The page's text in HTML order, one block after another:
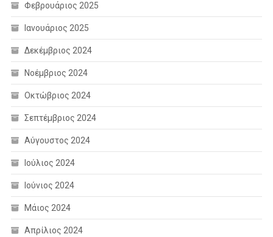
Φεβρουάριος 2025
Ιανουάριος 2025
Δεκέμβριος 2024
Νοέμβριος 2024
Οκτώβριος 2024
Σεπτέμβριος 2024
Αύγουστος 2024
Ιούλιος 2024
Ιούνιος 2024
Μάιος 2024
Απρίλιος 2024